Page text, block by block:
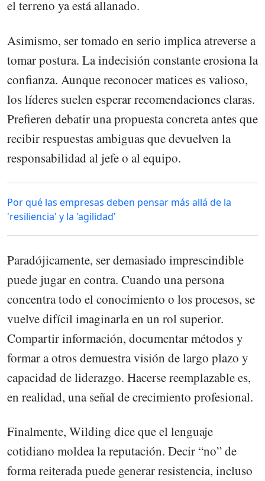
el terreno ya está allanado.
Asimismo, ser tomado en serio implica atreverse a
tomar postura. La indecisión constante erosiona la
confianza. Aunque reconocer matices es valioso,
los líderes suelen esperar recomendaciones claras.
Prefieren debatir una propuesta concreta antes que
recibir respuestas ambiguas que devuelven la
responsabilidad al jefe o al equipo.
Por qué las empresas deben pensar más allá de la
'resiliencia' y la 'agilidad'
Paradójicamente, ser demasiado imprescindible
puede jugar en contra. Cuando una persona
concentra todo el conocimiento o los procesos, se
vuelve difícil imaginarla en un rol superior.
Compartir información, documentar métodos y
formar a otros demuestra visión de largo plazo y
capacidad de liderazgo. Hacerse reemplazable es,
en realidad, una señal de crecimiento profesional.
Finalmente, Wilding dice que el lenguaje
cotidiano moldea la reputación. Decir “no” de
forma reiterada puede generar resistencia, incluso